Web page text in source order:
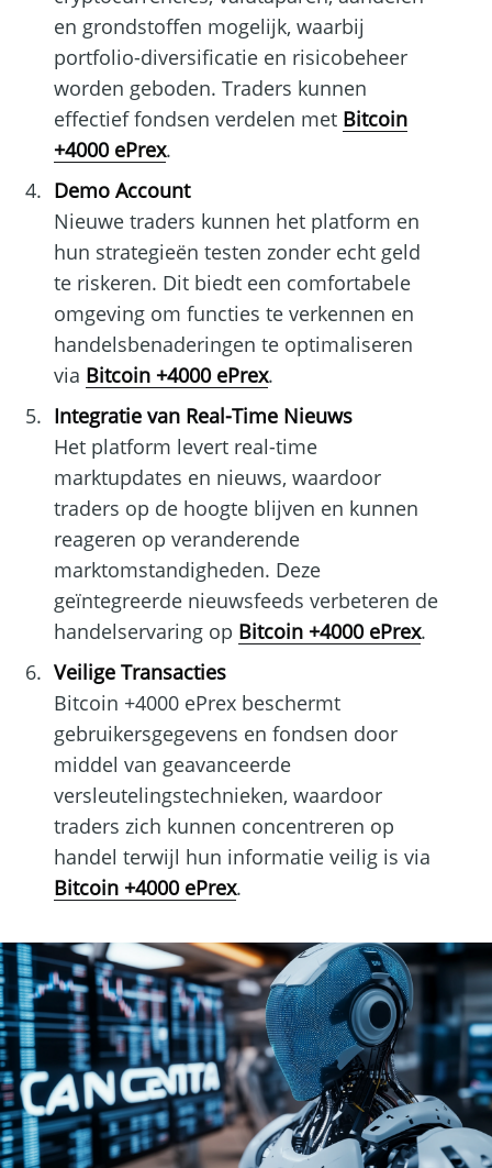
en grondstoffen mogelijk, waarbij
portfolio-diversificatie en risicobeheer
worden geboden. Traders kunnen
effectief fondsen verdelen met Bitcoin
+4000 ePrex.
Demo Account
Nieuwe traders kunnen het platform en
hun strategieën testen zonder echt geld
te riskeren. Dit biedt een comfortabele
omgeving om functies te verkennen en
handelsbenaderingen te optimaliseren
via Bitcoin +4000 ePrex.
Integratie van Real-Time Nieuws
Het platform levert real-time
marktupdates en nieuws, waardoor
traders op de hoogte blijven en kunnen
reageren op veranderende
marktomstandigheden. Deze
geïntegreerde nieuwsfeeds verbeteren de
handelservaring op Bitcoin +4000 ePrex.
Veilige Transacties
Bitcoin +4000 ePrex beschermt
gebruikersgegevens en fondsen door
middel van geavanceerde
versleutelingstechnieken, waardoor
traders zich kunnen concentreren op
handel terwijl hun informatie veilig is via
Bitcoin +4000 ePrex.